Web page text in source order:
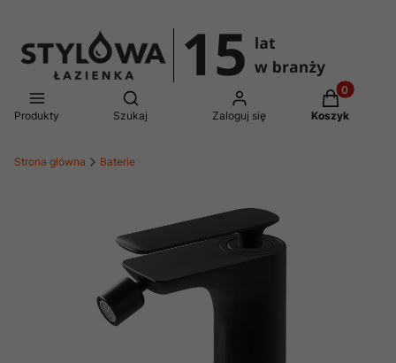
Produkty
Otwórz wyszukiwarkę
Szukaj Zaloguj się
Produkty
Koszyk
Strona główna Baterie